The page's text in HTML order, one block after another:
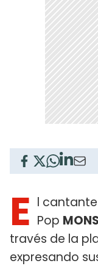
E l cantante
Pop
través de la
expresando